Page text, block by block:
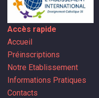
Accès rapide
Accueil
Préinscriptions
Notre Etablissement
Informations Pratiques
Contacts